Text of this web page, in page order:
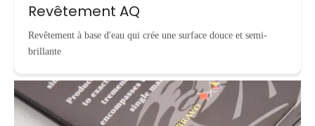
Revêtement AQ
Revêtement à base d'eau qui crée une surface douce et semi-
brillante